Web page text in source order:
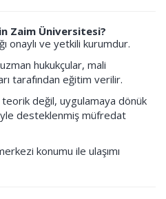
Zaim Üniversitesi?
onaylı ve yetkili kurumdur.
hukukçular, mali
tarafından eğitim verilir.
teorik değil, uygulamaya dönük
desteklenmiş müfredat
konumu ile ulaşımı